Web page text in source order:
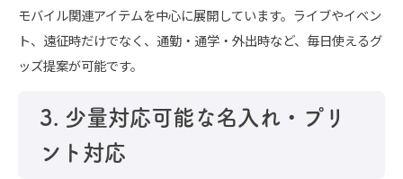
モバイル関連アイテムを中心に展開しています。ライブやイベン
ト、遠征時だけでなく、通勤・通学・外出時など、毎日使えるグ
ッズ提案が可能です。
3. 少量対応可能な名入れ・プリ
ント対応